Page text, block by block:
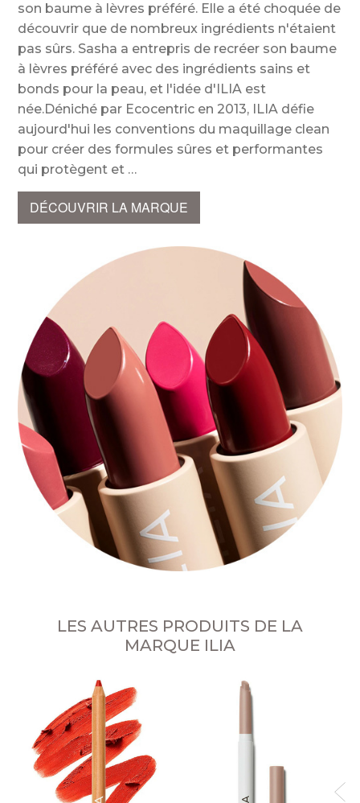
son baume à lèvres préféré. Elle a été choquée de
découvrir que de nombreux ingrédients n'étaient
pas sûrs. Sasha a entrepris de recréer son baume
à lèvres préféré avec des ingrédients sains et
bonds pour la peau, et l'idée d'ILIA est
née.Déniché par Ecocentric en 2013, ILIA défie
aujourd'hui les conventions du maquillage clean
pour créer des formules sûres et performantes
qui protègent et
DÉCOUVRIR LA MARQUE
LES AUTRES PRODUITS DE LA
MARQUE ILIA